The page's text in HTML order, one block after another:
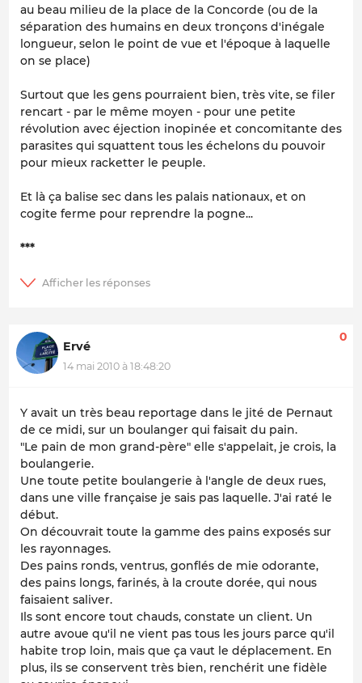
au beau milieu de la place de la Concorde (ou de la
séparation des humains en deux tronçons d'inégale
longueur, selon le point de vue et l'époque à laquelle
on se place)
Surtout que les gens pourraient bien, très vite, se filer
rencart - par le même moyen - pour une petite
révolution avec éjection inopinée et concomitante des
parasites qui squattent tous les échelons du pouvoir
pour mieux racketter le peuple.
Et là ça balise sec dans les palais nationaux, et on
cogite ferme pour reprendre la pogne...
***
Ervé
14 mai 2010 à 18:48:20
0
Y avait un très beau reportage dans le jité de Pernaut
de ce midi, sur un boulanger qui faisait du pain.
"Le pain de mon grand-père" elle s'appelait, je crois, la
boulangerie.
Une toute petite boulangerie à l'angle de deux rues,
dans une ville française je sais pas laquelle. J'ai raté le
début.
On découvrait toute la gamme des pains exposés sur
les rayonnages.
Des pains ronds, ventrus, gonflés de mie odorante,
des pains longs, farinés, à la croute dorée, qui nous
faisaient saliver.
Ils sont encore tout chauds, constate un client. Un
autre avoue qu'il ne vient pas tous les jours parce qu'il
habite trop loin, mais que ça vaut le déplacement. En
plus, ils se conservent très bien, renchérit une fidèle